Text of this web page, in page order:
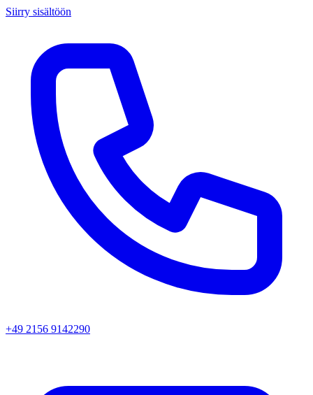
Siirry sisältöön
+49 2156 9142290